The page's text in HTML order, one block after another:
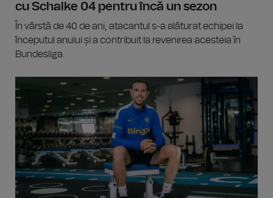
cu Schalke 04 pentru încă un sezon
În vârstă de 40 de ani, atacantul s-a alăturat echipei la
începutul anului și a contribuit la revenirea acesteia în
Bundesliga.